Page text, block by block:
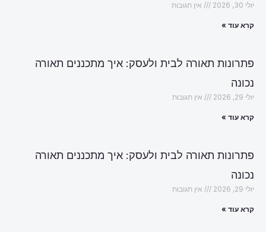
יולי 30, 2026 אין תגובות
קרא עוד »
פתרונות תאורה לבית ולעסק: איך מתכננים תאורה
נכונה
יולי 29, 2026 אין תגובות
קרא עוד »
פתרונות תאורה לבית ולעסק: איך מתכננים תאורה
נכונה
יולי 29, 2026 אין תגובות
קרא עוד »